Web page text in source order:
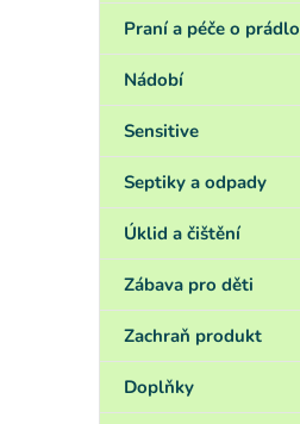
Praní a péče o prádlo
Nádobí
Sensitive
Septiky a odpady
Úklid a čištění
Zábava pro děti
Zachraň produkt
Doplňky